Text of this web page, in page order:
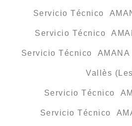
Servicio Técnico
Servicio Técnico
Servicio Técnico AMANA
Vallès
Servicio Técnico
Servicio Técnico